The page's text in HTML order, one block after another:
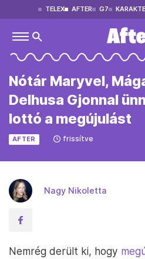
TELEX AFTER G7
Nótár Maryvel,
Delhusa Gjonnal
lottó a megújulást
AFTER frissítve
Nagy Nikoletta
Nemrég derült ki, hogy